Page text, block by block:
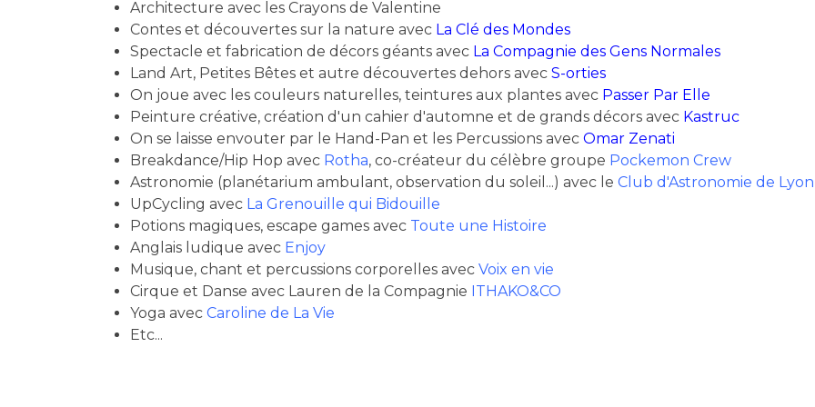
Architecture avec les Crayons de Valentine
Contes et découvertes sur la nature avec La Clé des Mondes
Spectacle et fabrication de décors géants avec La Compagnie des Gens Normales
Land Art, Petites Bêtes et autre découvertes dehors avec S-orties
On joue avec les couleurs naturelles, teintures aux plantes avec Passer Par Elle
Peinture créative, création d'un cahier d'automne et de grands décors avec Kastruc
On se laisse envouter par le Hand-Pan et les Percussions avec Omar Zenati
Breakdance/Hip Hop avec Rotha, co-créateur du célèbre groupe Pockemon Crew
Astronomie (planétarium ambulant, observation du soleil...) avec le Club d'Astronomie de
UpCycling avec La Grenouille qui Bidouille
Potions magiques, escape games avec Toute une Histoire
Anglais ludique avec Enjoy
Musique, chant et percussions corporelles avec Voix en vie
Cirque et Danse avec Lauren de la Compagnie ITHAKO&CO
Yoga avec Caroline de La Vie
Etc...